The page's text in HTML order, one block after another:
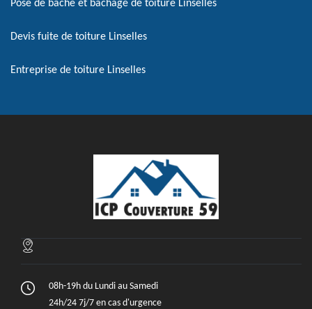
Pose de bâche et bâchage de toiture Linselles
Devis fuite de toiture Linselles
Entreprise de toiture Linselles
08h-19h du Lundi au Samedi
24h/24 7j/7 en cas d'urgence